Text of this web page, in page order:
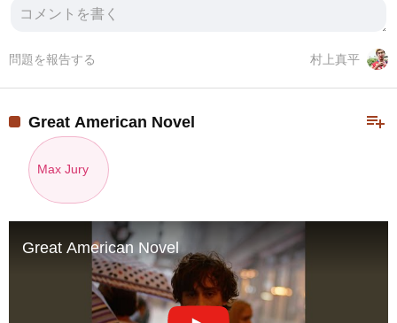
村上真平
問題を報告する
playlist_add
Great American Novel
Max Jury
Great American Novel